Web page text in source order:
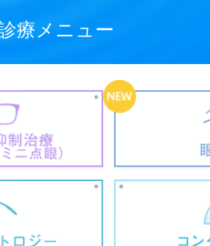
療メニュー